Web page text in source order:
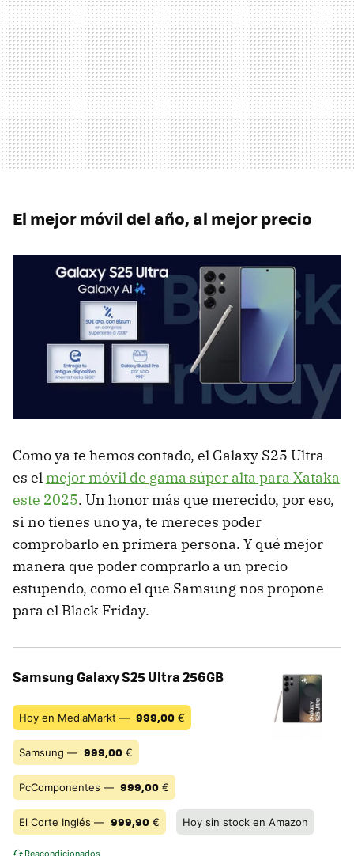
El mejor móvil del año, al mejor precio
Como ya te hemos contado, el Galaxy S25 Ultra
es el mejor móvil de gama súper alta para Xataka
este 2025. Un honor más que merecido, por eso,
si no tienes uno ya, te mereces poder
comprobarlo en primera persona. Y qué mejor
manera que poder comprarlo a un precio
estupendo, como el que Samsung nos propone
para el Black Friday.
Samsung Galaxy S25 Ultra 256GB
Hoy en MediaMarkt — 999,00 €
Samsung — 999,00 €
PcComponentes — 999,00 €
El Corte Inglés — 999,90 € Hoy sin stock en Amazon